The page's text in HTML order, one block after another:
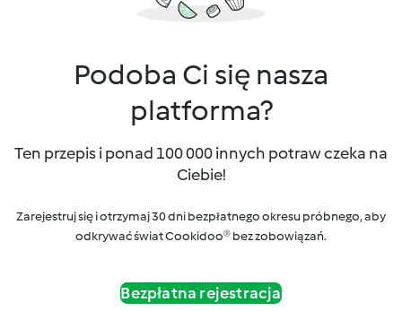
Podoba Ci się nasza
platforma?
Ten przepis i ponad 100 000 innych potraw czeka na
Ciebie!
Zarejestruj się i otrzymaj 30 dni bezpłatnego okresu próbnego, aby
odkrywać świat Cookidoo® bez zobowiązań.
Bezpłatna rejestracja